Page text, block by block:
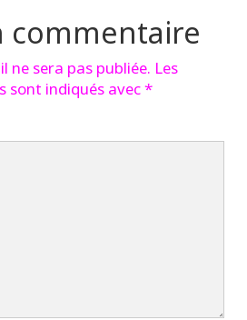
commentaire
ne sera pas publiée. Les
sont indiqués avec*